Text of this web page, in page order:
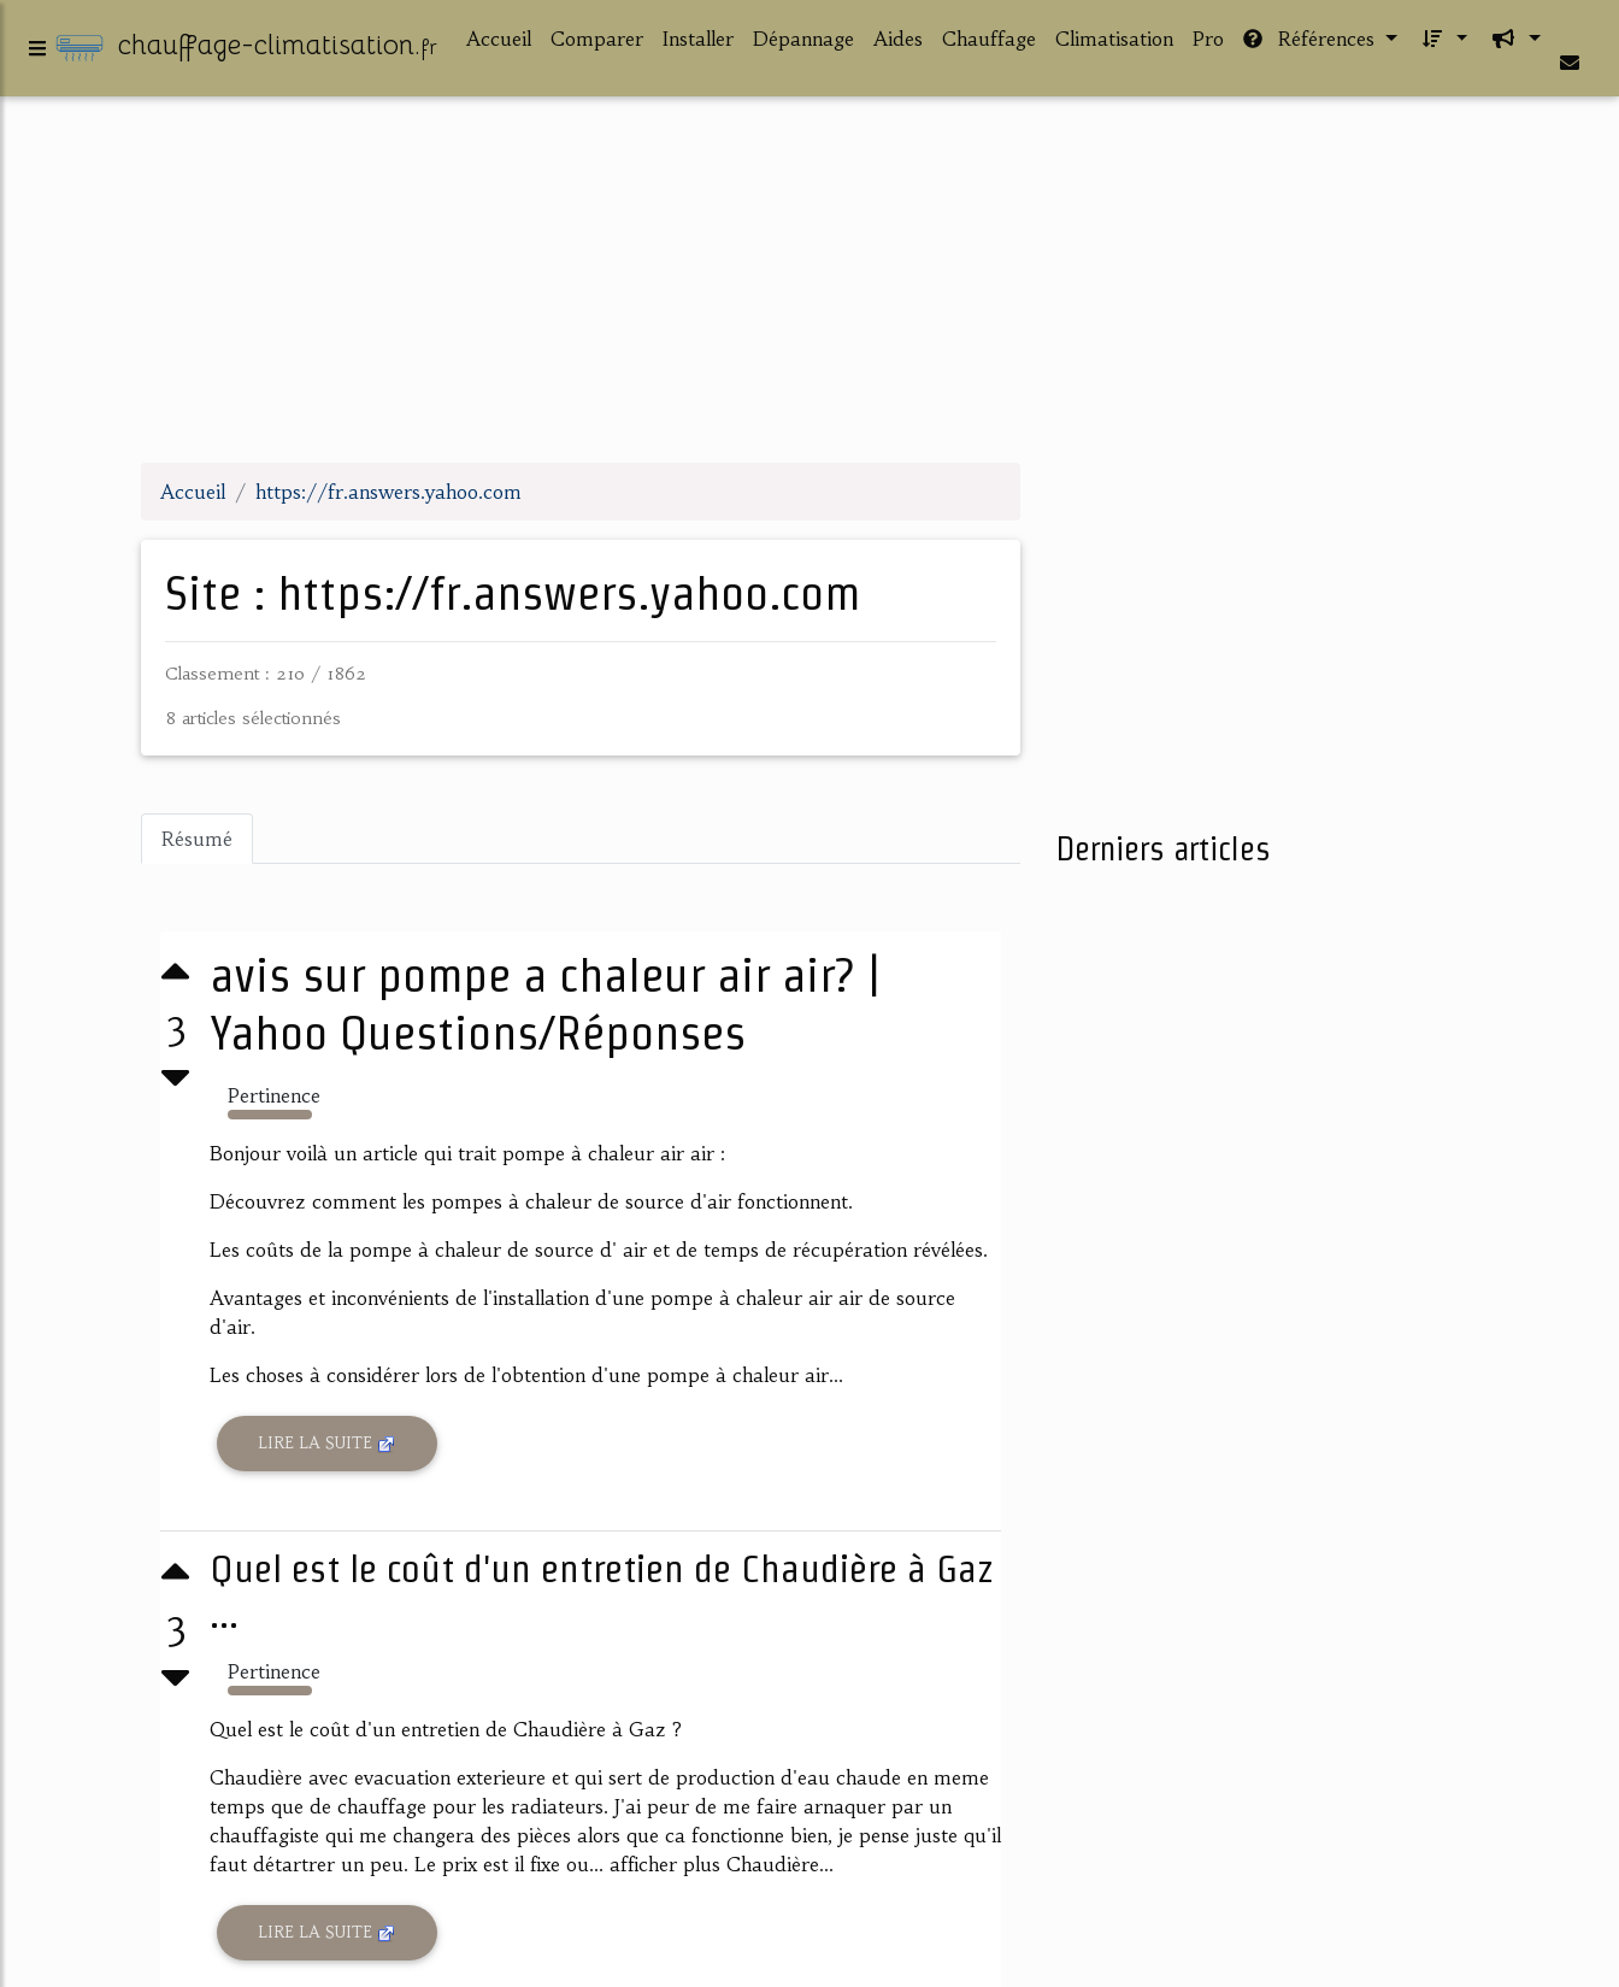
chauffage-climatisation.fr Accueil Comparer Installer Dépannage Aides Chauffage Climatisation Pro Références
Accueil https://fr.answers.yahoo.com
Site : https://fr.answers.yahoo.com
Classement : 210 / 1862
8 articles sélectionnés
Résumé
3
avis sur pompe a chaleur air air? |
Yahoo Questions/Réponses
Pertinence
3278%
Bonjour voilà un article qui trait pompe à chaleur air air :
Découvrez comment les pompes à chaleur de source d'air fonctionnent.
Les coûts de la pompe à chaleur de source d' air et de temps de récupération révélées.
Avantages et inconvénients de l'installation d'une pompe à chaleur air air de source
d'air.
Les choses à considérer lors de l'obtention d'une pompe à chaleur air...
LIRE LA SUITE
3
Quel est le coût d'un entretien de Chaudière à Gaz
...
Pertinence
1774%
Quel est le coût d'un entretien de Chaudière à Gaz ?
Chaudière avec evacuation exterieure et qui sert de production d'eau chaude en meme
temps que de chauffage pour les radiateurs. J'ai peur de me faire arnaquer par un
chauffagiste qui me changera des pièces alors que ca fonctionne bien, je pense juste qu'il
faut détartrer un peu. Le prix est il fixe ou... afficher plus Chaudière...
LIRE LA SUITE
Derniers articles